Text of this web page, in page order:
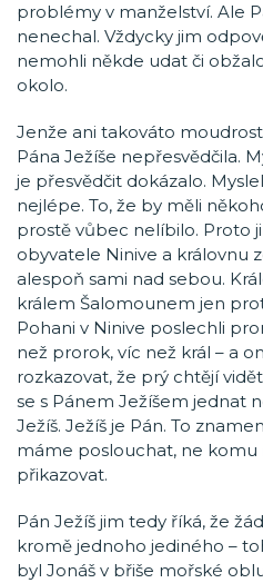
problémy v manželství. Ale
nenechal. Vždycky jim
nemohli někde udat či
okolo.
Jenže ani takováto
Pána Ježíše nepřesvědčila.
je přesvědčit dokázalo.
nejlépe. To, že by měli
prostě vůbec nelíbilo. Proto
obyvatele Ninive a královnu
alespoň sami nad sebou.
králem Šalomounem jen
Pohani v Ninive poslechli
než prorok, víc než král – a
rozkazovat, že prý chtějí
se s Pánem Ježíšem jednat
Ježíš. Ježíš je Pán. To
máme poslouchat, ne
přikazovat.
Pán Ježíš jim tedy říká, že
kromě jednoho jediného –
byl Jonáš v břiše mořské